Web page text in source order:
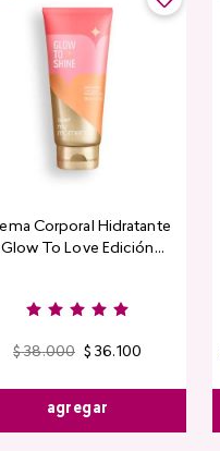
Corporal Hidratante
Glow To Love Edición
$ 38.000 $ 36.100
agregar